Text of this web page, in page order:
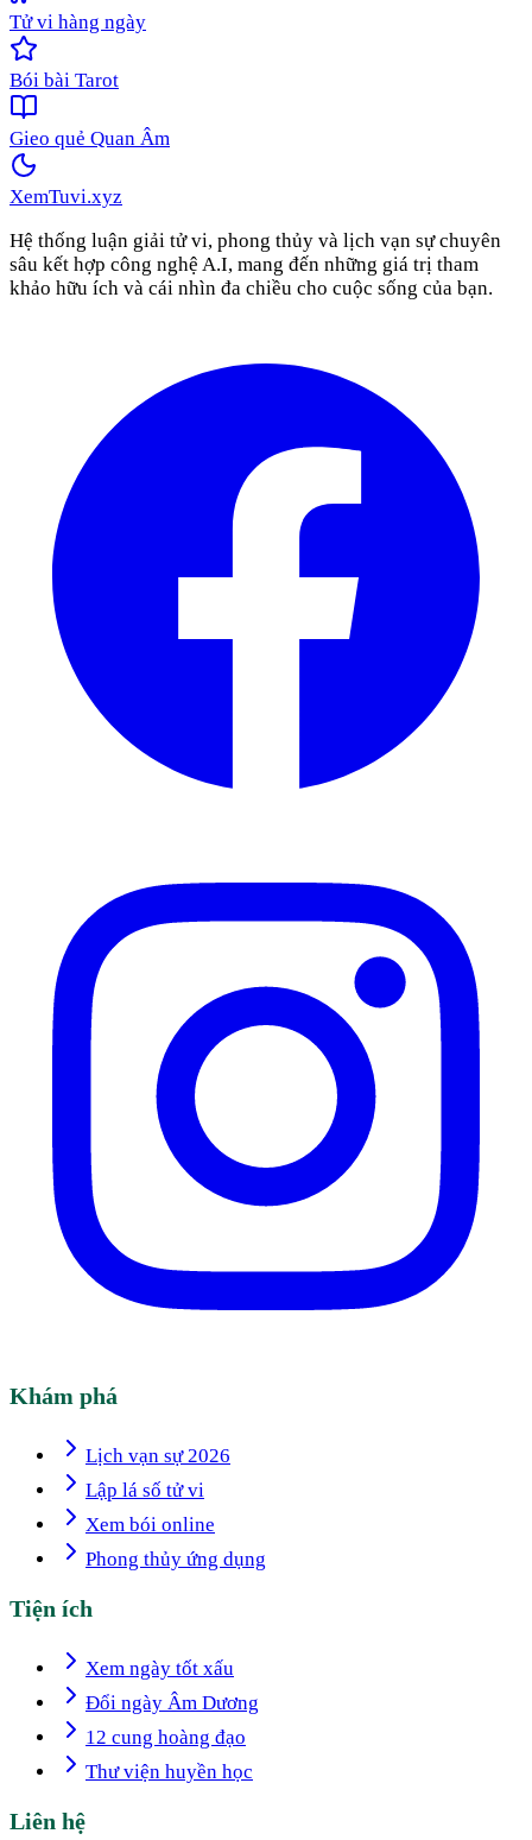
Tử vi hàng ngày
Bói bài Tarot
Gieo quẻ Quan Âm
XemTuvi.xyz
Hệ thống luận giải tử vi, phong thủy và lịch vạn sự chuyên
sâu kết hợp công nghệ A.I, mang đến những giá trị tham
khảo hữu ích và cái nhìn đa chiều cho cuộc sống của bạn.
Khám phá
Lịch vạn sự 2026
Lập lá số tử vi
Xem bói online
Phong thủy ứng dụng
Tiện ích
Xem ngày tốt xấu
Đổi ngày Âm Dương
12 cung hoàng đạo
Thư viện huyền học
Liên hệ